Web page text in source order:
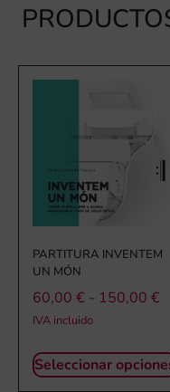
PARTITURA INVENTEM
UN MÓN
60,00 € - 150,00 €
IVA incluido
Seleccionar